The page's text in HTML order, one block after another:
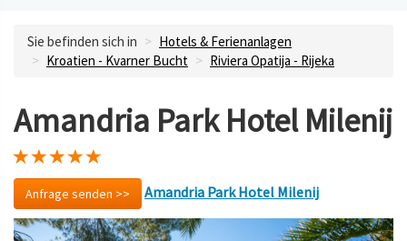
Sie befinden sich in
Hotels & Ferienanlagen
Kroatien - Kvarner Bucht
Riviera Opatija - Rijeka
Amandria Park Hotel Milenij
Anfrage senden >> Amandria Park Hotel Milenij